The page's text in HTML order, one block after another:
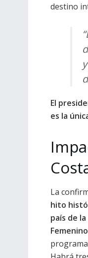
destino
El
es la
La
hito
país de